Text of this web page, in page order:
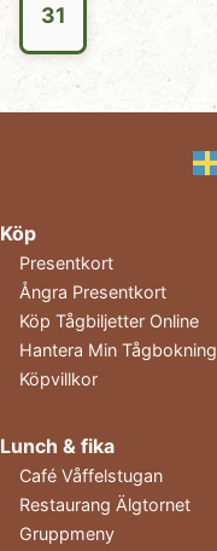
31
Köp
Presentkort
Ångra Presentkort
Köp Tågbiljetter Online
Hantera Min Tågbokning
Köpvillkor
Lunch & fika
Café Våffelstugan
Restaurang Älgtornet
Gruppmeny